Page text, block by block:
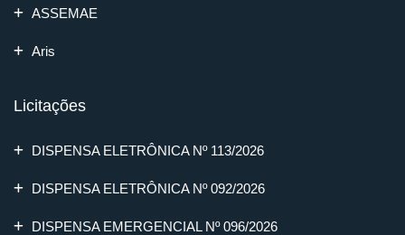
ASSEMAE
Aris
Licitações
DISPENSA ELETRÔNICA Nº 113/2026
DISPENSA ELETRÔNICA Nº 092/2026
DISPENSA EMERGENCIAL Nº 096/2026